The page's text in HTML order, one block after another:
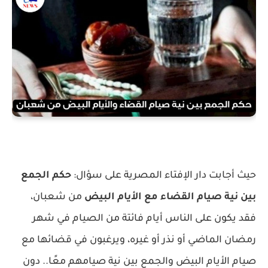
حيث أجابت دار الإفتاء المصرية على سؤال: حكم الجمع
بين نية صيام القضاء مع الأيام البيض من شعبان،
فقد يكون على الناس أيام فائتة من الصيام في شهر
رمضان الماضي أو نذر أو غيره، ويرغبون في قضائها مع
صيام الأيام البيض والجمع بين نية صيامهم معًا.. دون